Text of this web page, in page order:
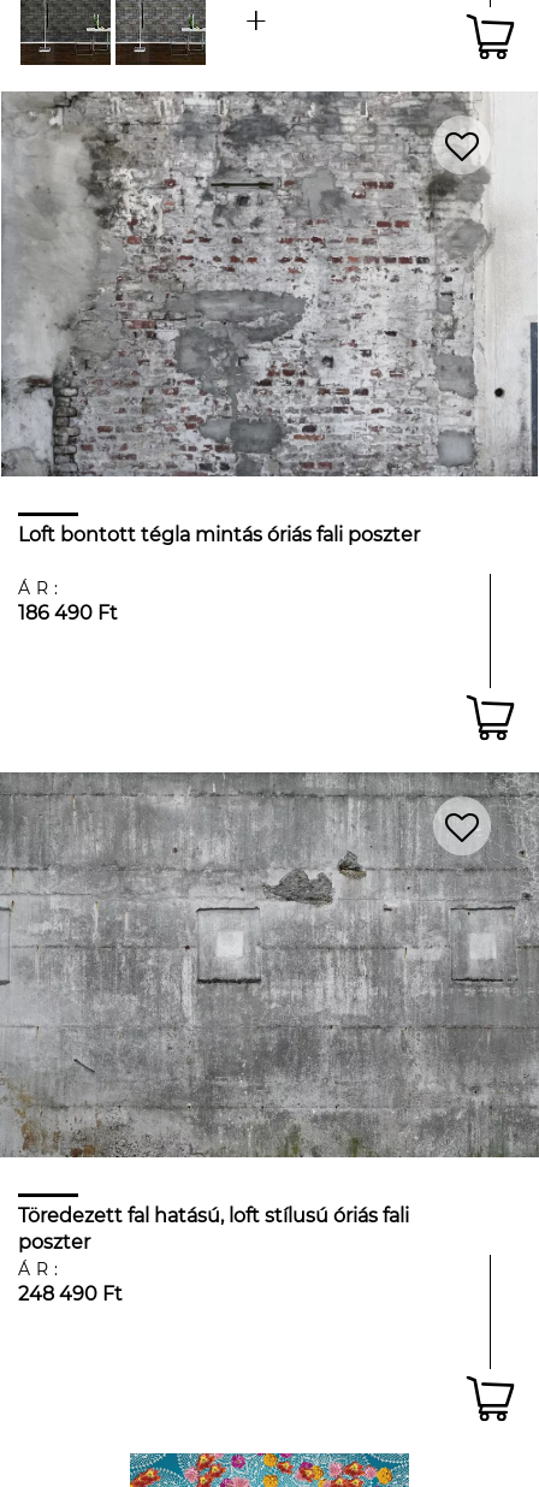
Loft bontott tégla mintás óriás fali poszter
ÁR:
186 490 Ft
Töredezett fal hatású, loft stílusú óriás fali
poszter
ÁR:
248 490 Ft